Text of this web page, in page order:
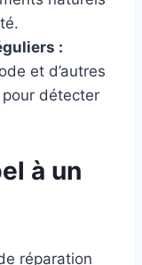
:
et d’autres
détecter
à un
réparation